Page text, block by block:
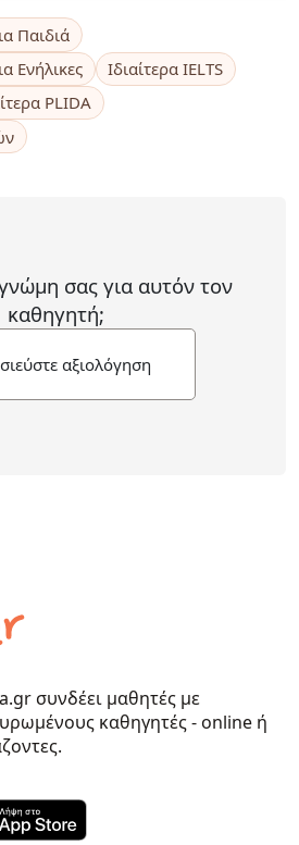
Παιδιά
Ενήλικες
Ιδιαίτερα IELTS
PLIDA
σας για αυτόν τον
καθηγητή;
αξιολόγηση
συνδέει μαθητές με
καθηγητές - online ή